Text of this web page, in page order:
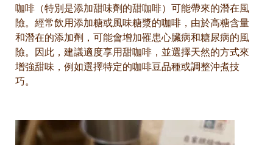
咖啡（特別是添加甜味劑的甜咖啡）可能帶來的潛在風
險。經常飲用添加糖或風味糖漿的咖啡，由於高糖含量
和潛在的添加劑，可能會增加罹患心臟病和糖尿病的風
險。因此，建議適度享用甜咖啡，並選擇天然的方式來
增強甜味，例如選擇特定的咖啡豆品種或調整沖煮技
巧。